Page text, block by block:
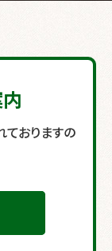
ておりますの